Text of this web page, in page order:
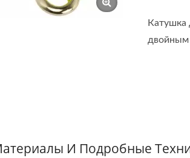
двойным
И Подробные